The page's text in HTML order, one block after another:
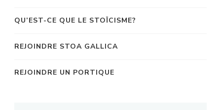
QU’EST-CE QUE LE STOÏCISME?
REJOINDRE STOA GALLICA
REJOINDRE UN PORTIQUE